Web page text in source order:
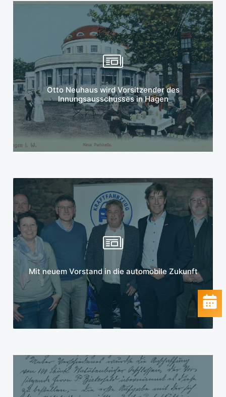
Otto Neuhaus wird Vorsitzender des
Innungsausschusses in Hagen
Mehr erfahren
Mit neuem Vorstand in die automobile Zukunft
Mehr erfahren